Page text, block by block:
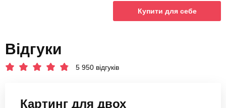
Купити для себе
Відгуки
5 950 відгуків
Картинг для двох